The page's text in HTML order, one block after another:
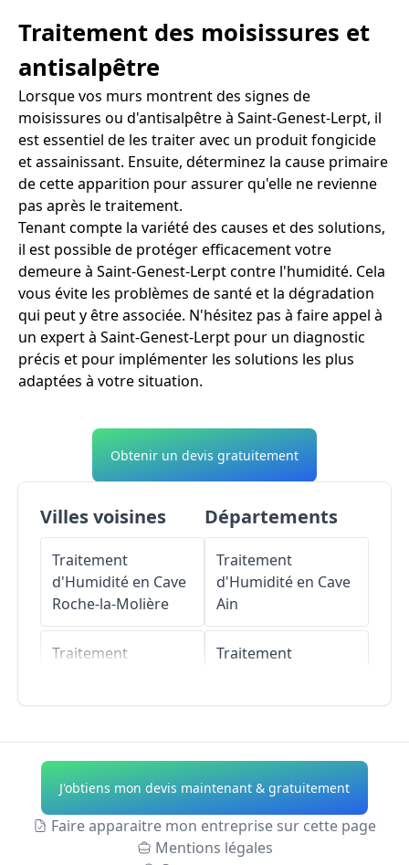
Traitement des moisissures et
antisalpêtre
Lorsque vos murs montrent des signes de
moisissures ou d'antisalpêtre à Saint-Genest-Lerpt, il
est essentiel de les traiter avec un produit fongicide
et assainissant. Ensuite, déterminez la cause primaire
de cette apparition pour assurer qu'elle ne revienne
pas après le traitement.
Tenant compte la variété des causes et des solutions,
il est possible de protéger efficacement votre
demeure à Saint-Genest-Lerpt contre l'humidité. Cela
vous évite les problèmes de santé et la dégradation
qui peut y être associée. N'hésitez pas à faire appel à
un expert à Saint-Genest-Lerpt pour un diagnostic
précis et pour implémenter les solutions les plus
adaptées à votre situation.
Obtenir un devis gratuitement
Villes voisines
Traitement
d'Humidité en Cave
Roche-la-Molière
Traitement
Traitement
Saint-Priest-en-Jarez
Traitement
Départements
Traitement
d'Humidité en Cave
Ain
Traitement
Traitement
Allier
Traitement
J'obtiens mon devis maintenant & gratuitement
Faire apparaitre mon entreprise sur cette page
Mentions légales